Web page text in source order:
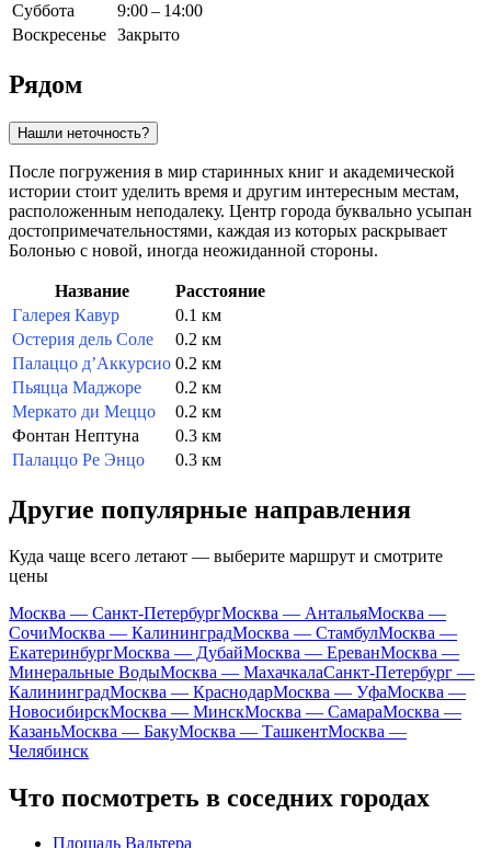
Суббота
9:00 – 14:00
Воскресенье Закрыто
Рядом
Нашли неточность?
После погружения в мир старинных книг и академической
истории стоит уделить время и другим интересным местам,
расположенным неподалеку. Центр города буквально усыпан
достопримечательностями, каждая из которых раскрывает
Болонью с новой, иногда неожиданной стороны.
Название
Расстояние
Галерея Кавур
0.1 км
Остерия дель Соле
0.2 км
Палаццо д’Аккурсио 0.2 км
Пьяцца Маджоре
0.2 км
Меркато ди Меццо
0.2 км
Фонтан Нептуна
0.3 км
Палаццо Ре Энцо
0.3 км
Другие популярные направления
Куда чаще всего летают — выберите маршрут и смотрите
цены
Москва — Санкт-ПетербургМосква — АнтальяМосква —
СочиМосква — КалининградМосква — СтамбулМосква —
ЕкатеринбургМосква — ДубайМосква — ЕреванМосква —
Минеральные ВодыМосква — МахачкалаСанкт-Петербург —
КалининградМосква — КраснодарМосква — УфаМосква —
НовосибирскМосква — МинскМосква — СамараМосква —
КазаньМосква — БакуМосква — ТашкентМосква —
Челябинск
Что посмотреть в соседних городах
Площадь Вальтера